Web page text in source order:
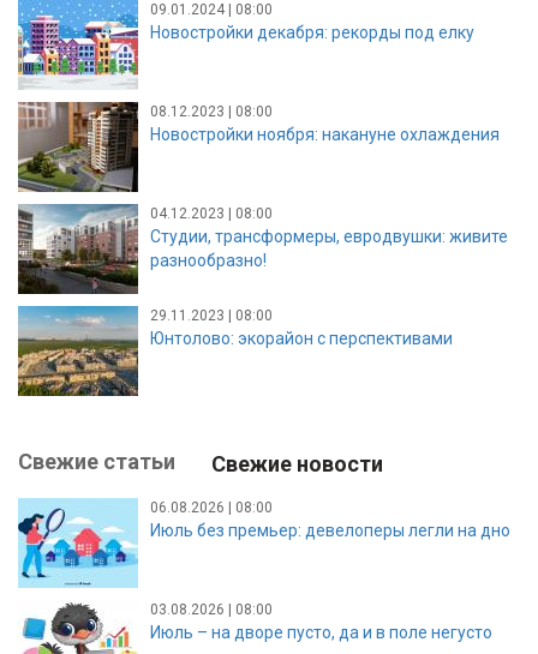
09.01.2024 | 08:00
Новостройки декабря: рекорды под елку
08.12.2023 | 08:00
Новостройки ноября: накануне охлаждения
04.12.2023 | 08:00
Студии, трансформеры, евродвушки: живите
разнообразно!
29.11.2023 | 08:00
Юнтолово: экорайон с перспективами
Свежие статьи Свежие новости
06.08.2026 | 08:00
Июль без премьер: девелоперы легли на дно
03.08.2026 | 08:00
Июль – на дворе пусто, да и в поле негусто